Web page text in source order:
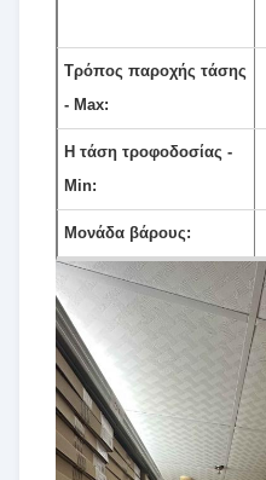
Τρόπος παροχής τάσης
- Max:
Η τάση τροφοδοσίας -
Min:
Μονάδα βάρους: